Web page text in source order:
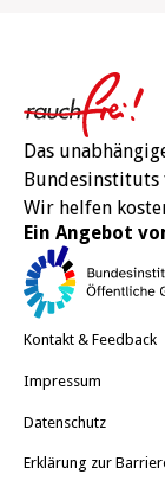
Das
Bundesinstituts
Wir helfen
Ein Angebot
Kontakt & Feedback
Impressum
Datenschutz
Erklärung zur